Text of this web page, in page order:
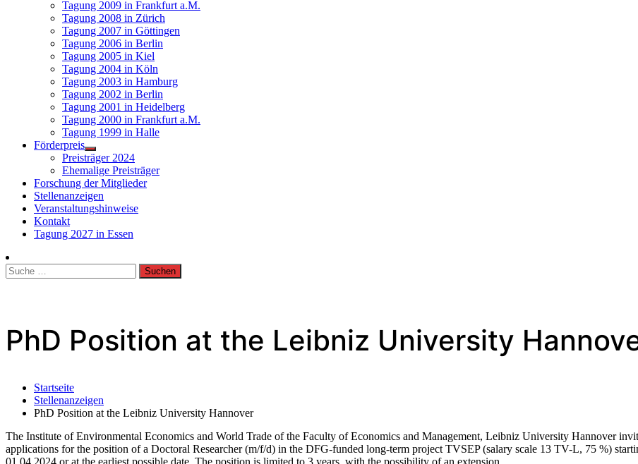
Tagung 2009 in Frankfurt a.M.
Tagung 2008 in Zürich
Tagung 2007 in Göttingen
Tagung 2006 in Berlin
Tagung 2005 in Kiel
Tagung 2004 in Köln
Tagung 2003 in Hamburg
Tagung 2002 in Berlin
Tagung 2001 in Heidelberg
Tagung 2000 in Frankfurt a.M.
Tagung 1999 in Halle
Förderpreis
Preisträger 2024
Ehemalige Preisträger
Forschung der Mitglieder
Stellenanzeigen
Veranstaltungshinweise
Kontakt
Tagung 2027 in Essen
Suche
nach:
PhD Position at the Leibniz University
Startseite
Stellenanzeigen
PhD Position at the Leibniz University Hannover
The Institute of Environmental Economics and World Trade of the Faculty of Economics and Management, Leibniz University Hannover
applications for the position of a Doctoral Researcher (m/f/d) in the DFG-funded long-term project TVSEP (salary scale 13 TV-L, 75 %)